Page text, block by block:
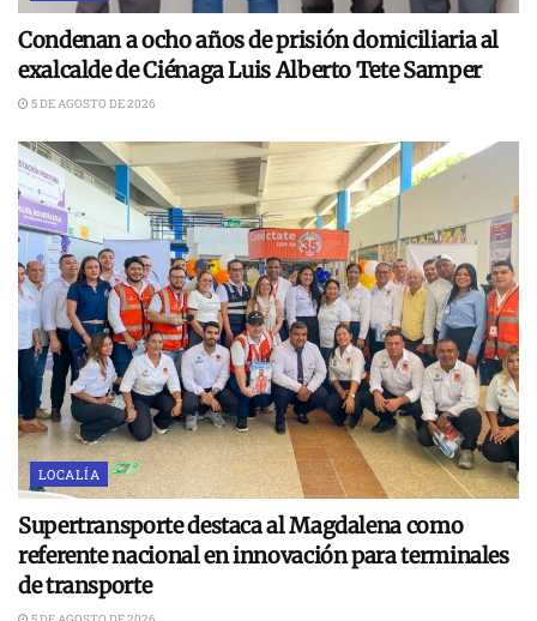
Condenan a ocho años de prisión domiciliaria al
exalcalde de Ciénaga Luis Alberto Tete Samper
5 DE AGOSTO DE 2026
LOCALÍA
Supertransporte destaca al Magdalena como
referente nacional en innovación para terminales
de transporte